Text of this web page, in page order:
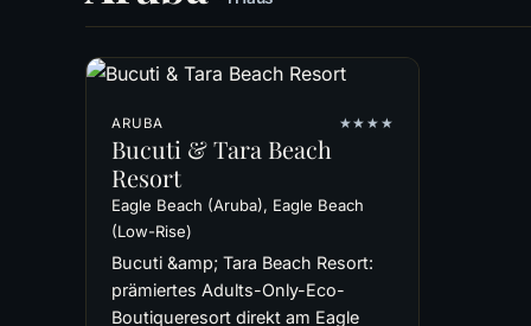
ARUBA ★★★★
Bucuti & Tara Beach
Resort
Eagle Beach (Aruba), Eagle Beach
(Low-Rise)
Bucuti &amp; Tara Beach Resort:
prämiertes Adults-Only-Eco-
Boutiqueresort direkt am Eagle